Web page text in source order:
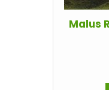
Malus